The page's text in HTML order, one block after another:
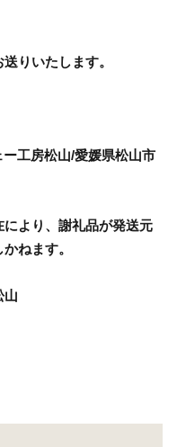
りいたします。
工房松山/愛媛県松山市
より、謝礼品が発送元
ねます。
山